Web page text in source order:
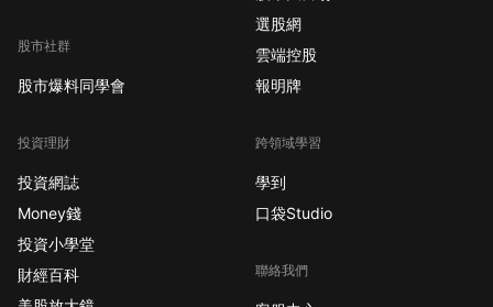
股市社群
股市爆料同學會
投資理財
投資網誌
Money錢
投資小學堂
財經百科
選股網
雲端控股
報明牌
跨領域學習
學到
口袋Studio
聯絡我們